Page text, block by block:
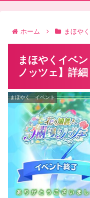
ホーム まほや
まほやくイベ
ノッツェ】詳細
まほやく イベント